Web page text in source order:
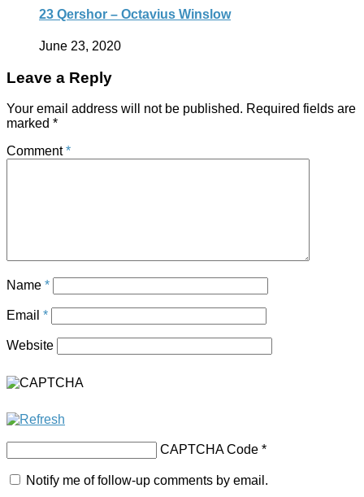
23 Qershor – Octavius Winslow
June 23, 2020
Leave a Reply
Your email address will not be published. Required fields are
marked *
Comment*
Name *
Email *
Website
CAPTCHA Code *
Notify me of follow-up comments by email.